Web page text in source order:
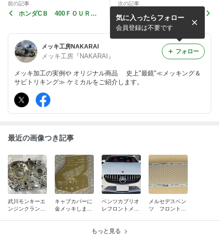
前の記事
ホンダCＢ 400ＦＯＵＲフ
次の記事
レクサス ナンバープレート
にクロムメッキしました
メッキ工房NAKARAI
メッキ工房『NAKARAI』
メッキ加工の実例や オリジナル商品 史上"最鏡"≪メッキング＆
サビトリキング≫ ケミカルをご紹介します。
気に入ったらフォロー
会員登録は不要です
フォロー
最近の画像つき記事
武川モンキーエ
ンジンクランク
キャブカバーに
金メッキしまし
ベンツカブリオ
レフロントメッ
をお客様よりい
メルセデスベン
ツ フロントメ
もっと見る